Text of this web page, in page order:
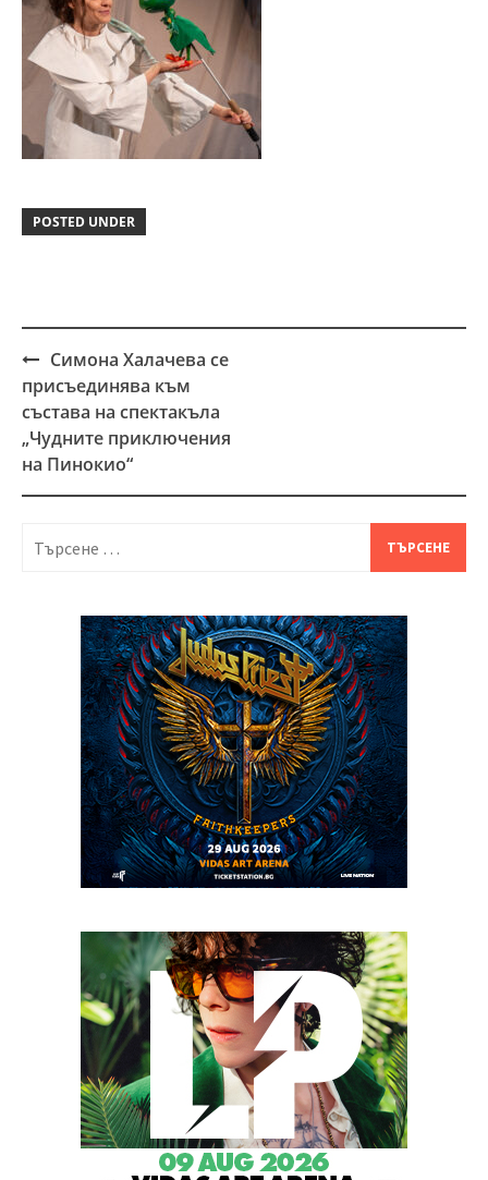
POSTED UNDER
Post
navigation
Симона Халачева се
присъединява към
съставa на спектакълa
„Чудните приключения
на Пинокио“
за: